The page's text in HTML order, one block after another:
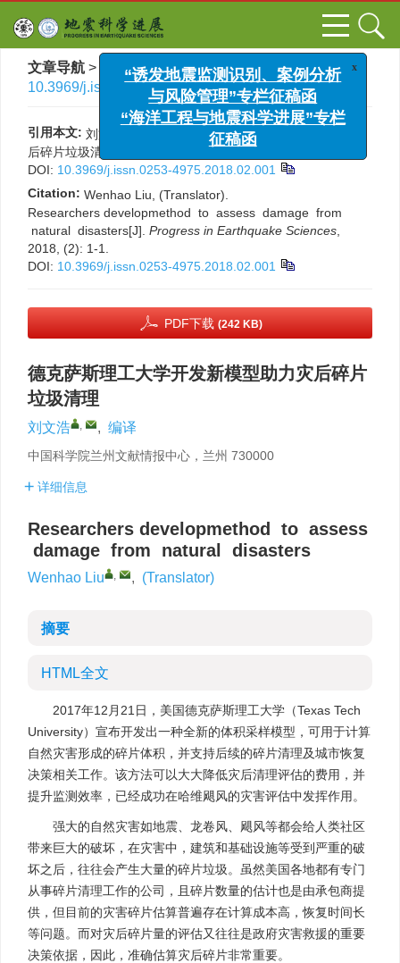
文章导航 > 国际地震动态>2018>(2): 1-1. > DOI:
10.3969/j.issn.0253-4975.2018.02.001
引用本文: 刘文浩, 编译. 德克萨斯理工大学开发新模型助力灾
后碎片垃圾清理[J]. 国际地震动态, 2018, (2): 1-1.
DOI: 10.3969/j.issn.0253-4975.2018.02.001
Citation: Wenhao Liu, (Translator).
Researchers developmethod to assess damage from
natural disasters[J]. Progress in Earthquake Sciences
2018, (2): 1-1.
DOI: 10.3969/j.issn.0253-4975.2018.02.001
PDF下载 (242 KB)
德克萨斯理工大学开发新模型助力灾后碎片
垃圾清理
刘文浩 , , 编译
中国科学院兰州文献情报中心，兰州 730000
详细信息
Researchers developmethod to assess
damage from natural disasters
Wenhao Liu , , (Translator)
摘要
HTML全文
2017年12月21日，美国德克萨斯理工大学（Texas Tech
University）宣布开发出一种全新的体积采样模型，可用于计算
自然灾害形成的碎片体积，并支持后续的碎片清理及城市恢复
决策相关工作。该方法可以大大降低灾后清理评估的费用，并
提升监测效率，已经成功在哈维飓风的灾害评估中发挥作用。
强大的自然灾害如地震、龙卷风、飓风等都会给人类社区
带来巨大的破坏，在灾害中，建筑和基础设施等受到严重的破
坏之后，往往会产生大量的碎片垃圾。虽然美国各地都有专门
从事碎片清理工作的公司，且碎片数量的估计也是由承包商提
供，但目前的灾害碎片估算普遍存在计算成本高，恢复时间长
等问题。而对灾后碎片量的评估又往往是政府灾害救援的重要
决策依据，因此，准确估算灾后碎片非常重要。
x
“诱发地震监测识别、案例分析
与风险管理”专栏征稿函
“海洋工程与地震科学进展”专栏
征稿函